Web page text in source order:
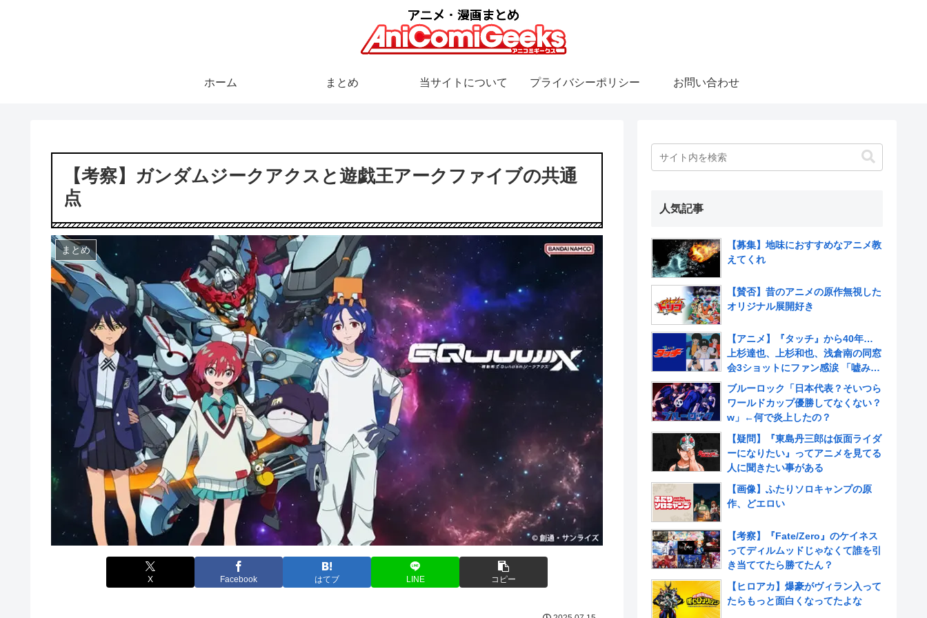
ホーム まとめ 当サイトについて プライバシーポリシー お問い合わせ
【考察】ガンダムジークアクスと遊戯王アークファイブの共通
点
まとめ
X Facebook はてブ LINE コピー
人気記事
【募集】地味におすすめなアニメ教
えてくれ
【賛否】昔のアニメの原作無視した
オリジナル展開好き
【アニメ】『タッチ』から40年…
上杉達也、上杉和也、浅倉南の同窓
会3ショットにファン感涙 「嘘みた
いだろ…また三人揃ってるんだぜ」
ブルーロック「日本代表？そいつら
ワールドカップ優勝してなくない？
w」←何で炎上したの？
【疑問】『東島丹三郎は仮面ライダ
ーになりたい』ってアニメを見てる
人に聞きたい事がある
【画像】ふたりソロキャンプの原
作、どエロい
【考察】『Fate/Zero』のケイネス
ってディルムッドじゃなくて誰を引
き当ててたら勝てたん？
【ヒロアカ】爆豪がヴィラン入って
たらもっと面白くなってたよな